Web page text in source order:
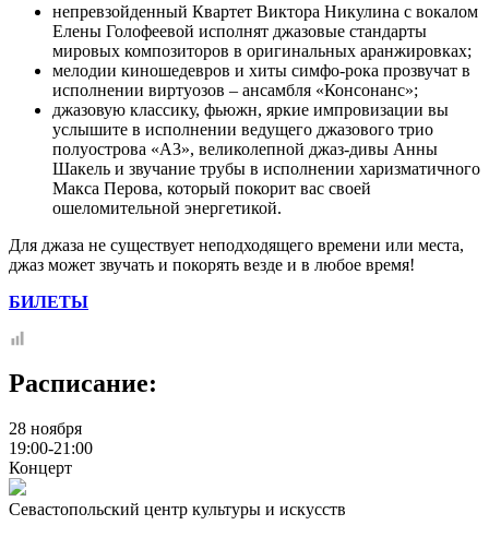
непревзойденный Квартет Виктора Никулина с вокалом
Елены Голофеевой исполнят джазовые стандарты
мировых композиторов в оригинальных аранжировках;
мелодии киношедевров и хиты симфо-рока прозвучат в
исполнении виртуозов – ансамбля «Консонанс»;
джазовую классику, фьюжн, яркие импровизации вы
услышите в исполнении ведущего джазового трио
полуострова «А3», великолепной джаз-дивы Анны
Шакель и звучание трубы в исполнении харизматичного
Макса Перова, который покорит вас своей
ошеломительной энергетикой.
Для джаза не существует неподходящего времени или места,
джаз может звучать и покорять везде и в любое время!
БИЛЕТЫ
Расписание:
28 ноября
19:00-21:00
Концерт
Севастопольский центр культуры и искусств